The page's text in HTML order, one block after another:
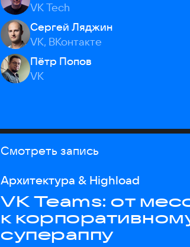
VK Tech
Сергей Ляджин
VK, ВКонтакте
Пётр Попов
VK
Смотреть запись
Архитектура & Highload
VK Teams: от
к
супераппу